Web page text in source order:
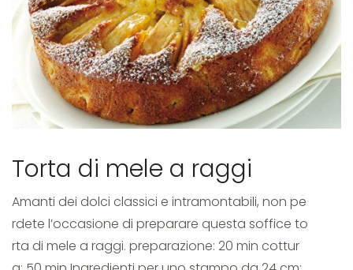
Torta di mele a raggi
Amanti dei dolci classici e intramontabili, non pe
rdete l’occasione di preparare questa soffice to
rta di mele a raggi. preparazione: 20 min cottur